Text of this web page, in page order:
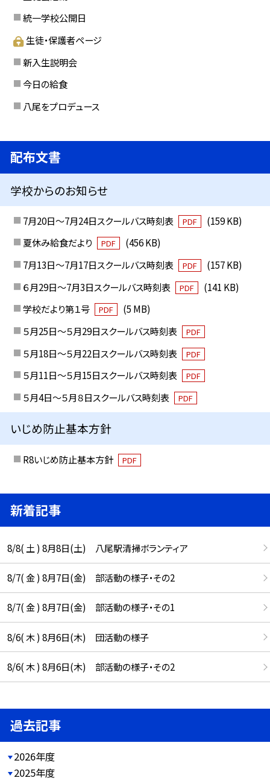
統一学校公開日
生徒・保護者ページ
新入生説明会
今日の給食
八尾をプロデュース
配布文書
学校からのお知らせ
7月20日～7月24日スクールバス時刻表 PDF
(159 KB)
夏休み給食だより
PDF
(456 KB)
7月13日～7月17日スクールバス時刻表
PDF
(157 KB)
６月29日～7月3日スクールバス時刻表
PDF
(141 KB)
学校だより第１号
PDF
(5 MB)
５月25日～５月29日スクールバス時刻表
PDF
５月18日～５月22日スクールバス時刻表 PDF
５月11日～５月15日スクールバス時刻表 PDF
５月4日～５月８日スクールバス時刻表 PDF
いじめ防止基本方針
R8いじめ防止基本方針 PDF
新着記事
8/8( 土 ) 8月8日(土) 八尾駅清掃ボランティア
8/7( 金 ) 8月7日(金) 部活動の様子・その2
8/7( 金 ) 8月7日(金) 部活動の様子・その1
8/6( 木 ) 8月6日(木) 団活動の様子
8/6( 木 ) 8月6日(木) 部活動の様子・その2
過去記事
2026年度
2025年度